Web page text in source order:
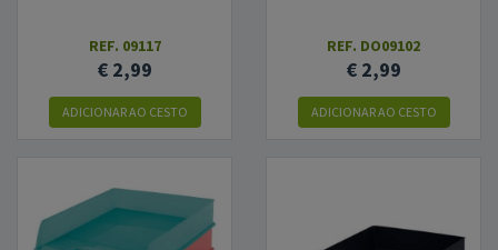
REF. 09117
€ 2,99
ADICIONARAO CESTO
REF. DO09102
€ 2,99
ADICIONARAO CESTO